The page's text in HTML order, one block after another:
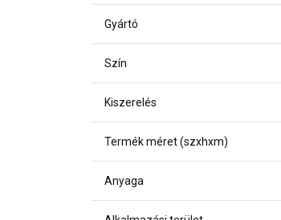
Gyártó
Szín
Kiszerelés
Termék méret (szxhxm)
Anyaga